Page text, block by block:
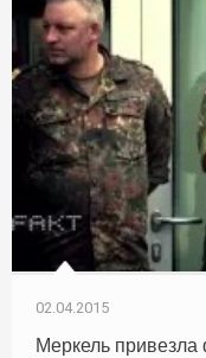
02.04.2015
Меркель